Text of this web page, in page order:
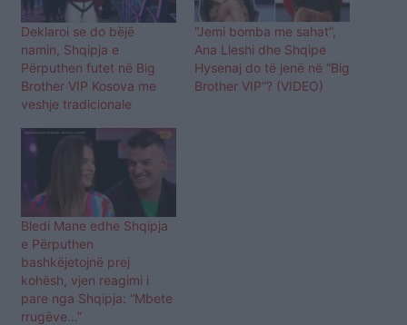
Deklaroi se do bëjë
namin, Shqipja e
Përputhen futet në Big
Brother VIP Kosova me
veshje tradicionale
“Jemi bomba me sahat”,
Ana Lleshi dhe Shqipe
Hysenaj do të jenë në “Big
Brother VIP”? (VIDEO)
Bledi Mane edhe Shqipja
e Përputhen
bashkëjetojnë prej
kohësh, vjen reagimi i
pare nga Shqipja: “Mbete
rrugëve…”